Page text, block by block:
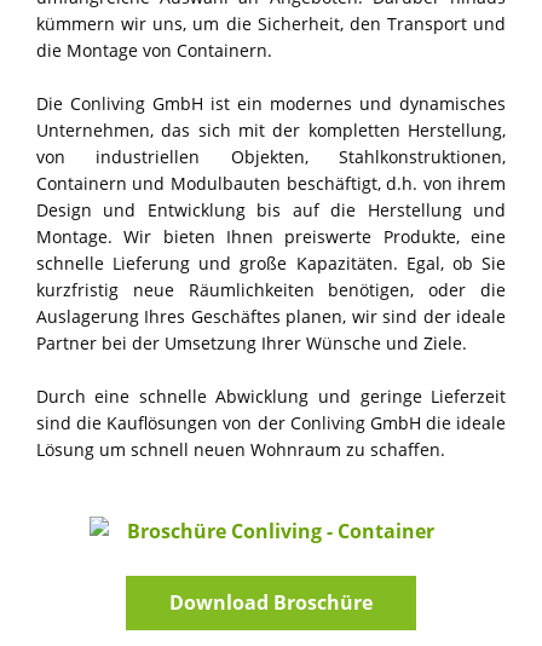
kümmern wir uns, um die Sicherheit, den Transport und
die Montage von Containern.
Die Conliving GmbH ist ein modernes und dynamisches
Unternehmen, das sich mit der kompletten Herstellung,
von industriellen Objekten, Stahlkonstruktionen,
Containern und Modulbauten beschäftigt, d.h. von ihrem
Design und Entwicklung bis auf die Herstellung und
Montage. Wir bieten Ihnen preiswerte Produkte, eine
schnelle Lieferung und große Kapazitäten. Egal, ob Sie
kurzfristig neue Räumlichkeiten benötigen, oder die
Auslagerung Ihres Geschäftes planen, wir sind der ideale
Partner bei der Umsetzung Ihrer Wünsche und Ziele.
Durch eine schnelle Abwicklung und geringe Lieferzeit
sind die Kauflösungen von der Conliving GmbH die ideale
Lösung um schnell neuen Wohnraum zu schaffen.
Download Broschüre